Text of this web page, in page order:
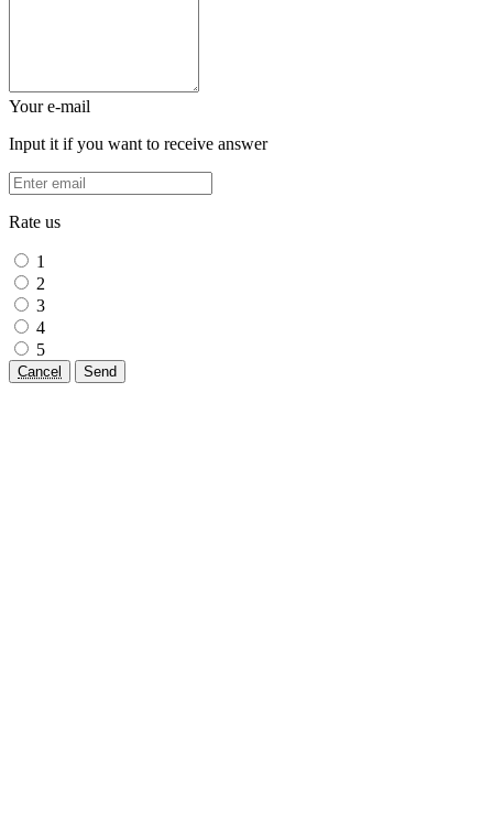
Your e-mail
Input it if you want to receive answer
Rate us
1
2
3
4
5
Cancel Send